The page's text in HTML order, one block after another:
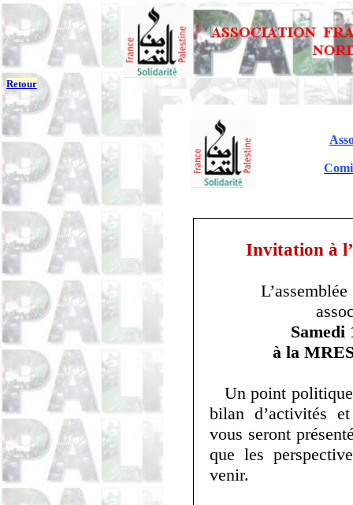
Retour
Invitation à
Samedi
à la
Un point
bilan d’activités
vous seront
que les
venir.